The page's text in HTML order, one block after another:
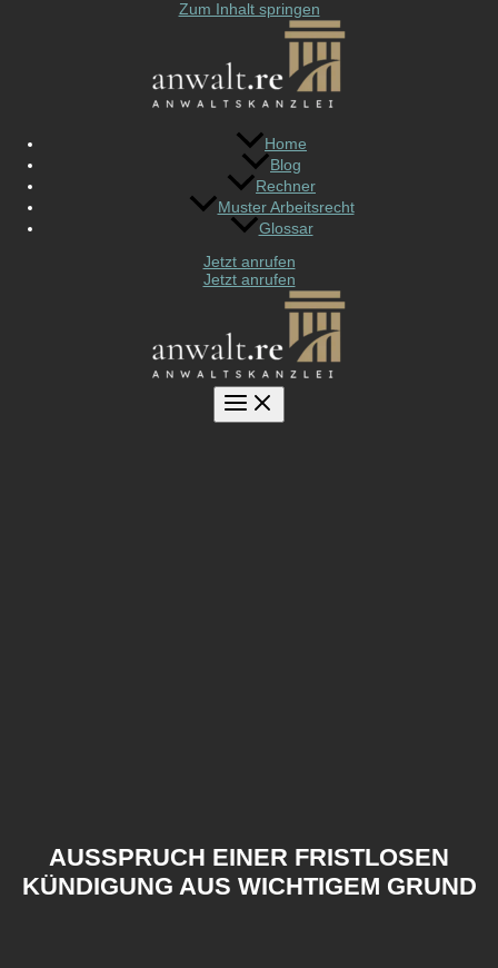
Zum Inhalt springen
Home
Blog
Rechner
Muster Arbeitsrecht
Glossar
Jetzt anrufen
Jetzt anrufen
AUSSPRUCH EINER FRISTLOSEN
KÜNDIGUNG AUS WICHTIGEM GRUND